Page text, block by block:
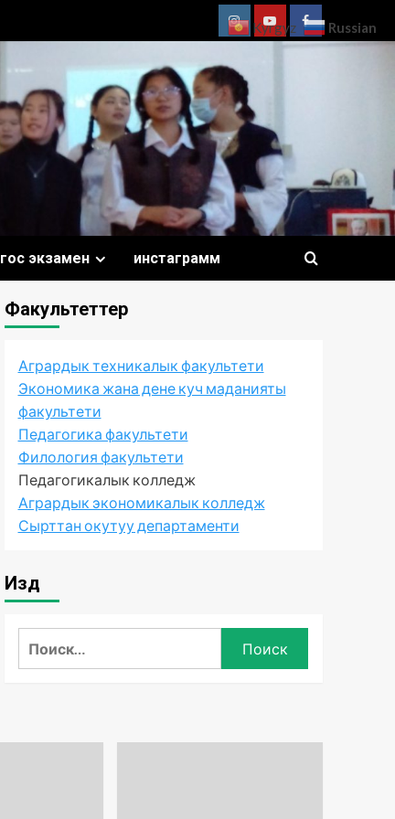
ThemeGrillDocumentation
Support
гос экзамен инстаграмм
Факультеттер
Агрардык техникалык факультети
Экономика жана дене куч маданияты
факультети
Педагогика факультети
Филология факультети
Педагогикалык колледж
Агрардык экономикалык колледж
Сырттан окутуу департаменти
Издөө
Kyrgyz Russian